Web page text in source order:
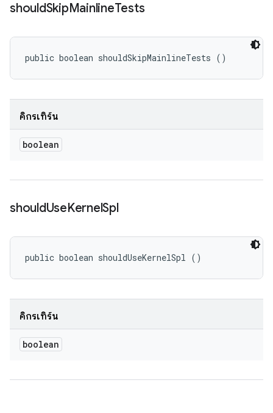
shouldSkipMainlineTests
public boolean shouldSkipMainlineTests ()
คิกรีเทิร์น
boolean
shouldUseKernelSpl
public boolean shouldUseKernelSpl ()
คิกรีเทิร์น
boolean